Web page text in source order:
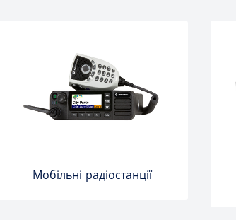
Мобільні радіостанції